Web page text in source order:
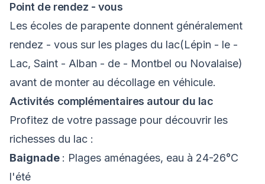
Point de rendez - vous
Les écoles de parapente donnent généralement
rendez - vous sur les plages du lac(Lépin - le -
Lac, Saint - Alban - de - Montbel ou Novalaise)
avant de monter au décollage en véhicule.
Activités complémentaires autour du lac
Profitez de votre passage pour découvrir les
richesses du lac :
Baignade : Plages aménagées, eau à 24-26°C
l'été